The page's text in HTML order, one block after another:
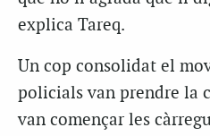
explica Tareq.
Un cop consolidat el
policials van prendre la
van començar les